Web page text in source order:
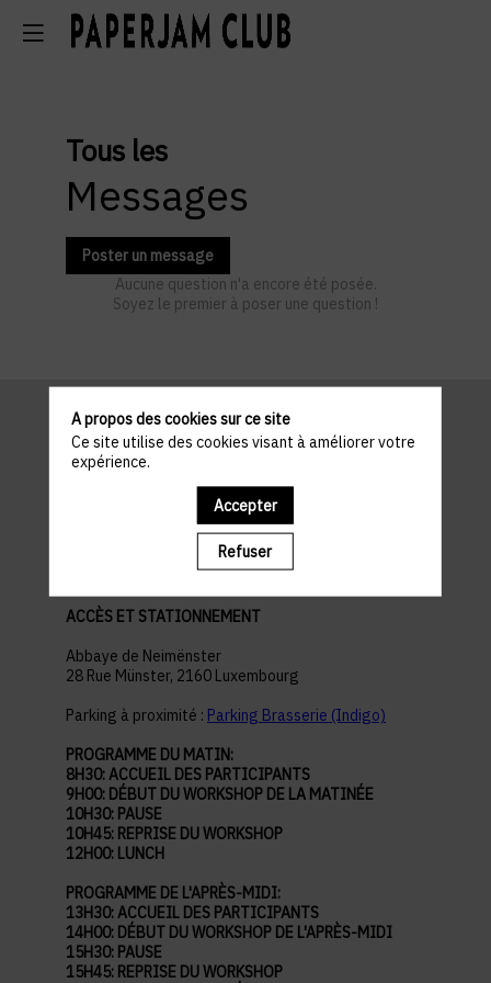
Tous les
Messages
Poster un message
Aucune question n'a encore été posée.
Soyez le premier à poser une question !
Informations
pratiques
ACCÈS ET STATIONNEMENT
Abbaye de Neimënster
28 Rue Münster, 2160 Luxembourg
Parking à proximité : Parking Brasserie (Indigo)
PROGRAMME DU MATIN:
8H30: ACCUEIL DES PARTICIPANTS
9H00: DÉBUT DU WORKSHOP DE LA MATINÉE
10H30: PAUSE
10H45: REPRISE DU WORKSHOP
12H00: LUNCH
PROGRAMME DE L'APRÈS-MIDI:
13H30: ACCUEIL DES PARTICIPANTS
14H00: DÉBUT DU WORKSHOP DE L'APRÈS-MIDI
15H30: PAUSE
15H45: REPRISE DU WORKSHOP
A propos des cookies sur ce site
Ce site utilise des cookies visant à améliorer votre
expérience.
Accepter
Refuser